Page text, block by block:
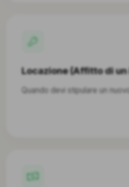
Locazione (Affitto di
Quando devi stipulare un